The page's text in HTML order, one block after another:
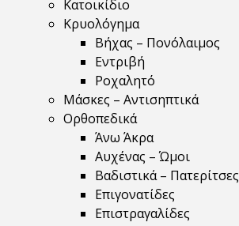
Κατοικίδιο
Κρυολόγημα
Βήχας – Πονόλαιμος
Εντριβή
Ροχαλητό
Μάσκες – Αντισηπτικά
Ορθοπεδικά
Άνω Άκρα
Αυχένας – Ώμοι
Βαδιστικά – Πατερίτσες
Επιγονατίδες
Επιστραγαλίδες